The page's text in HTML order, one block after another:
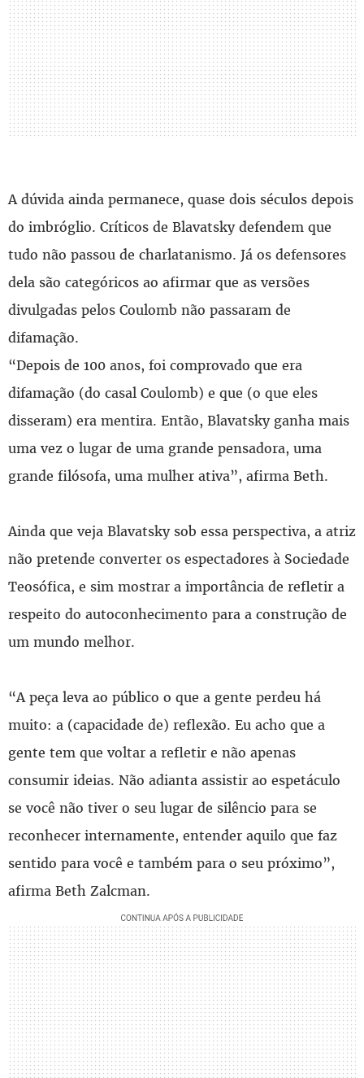
A dúvida ainda permanece, quase dois séculos depois
do imbróglio. Críticos de Blavatsky defendem que
tudo não passou de charlatanismo. Já os defensores
dela são categóricos ao afirmar que as versões
divulgadas pelos Coulomb não passaram de
difamação.
“Depois de 100 anos, foi comprovado que era
difamação (do casal Coulomb) e que (o que eles
disseram) era mentira. Então, Blavatsky ganha mais
uma vez o lugar de uma grande pensadora, uma
grande filósofa, uma mulher ativa”, afirma Beth.
Ainda que veja Blavatsky sob essa perspectiva, a atriz
não pretende converter os espectadores à Sociedade
Teosófica, e sim mostrar a importância de refletir a
respeito do autoconhecimento para a construção de
um mundo melhor.
“A peça leva ao público o que a gente perdeu há
muito: a (capacidade de) reflexão. Eu acho que a
gente tem que voltar a refletir e não apenas
consumir ideias. Não adianta assistir ao espetáculo
se você não tiver o seu lugar de silêncio para se
reconhecer internamente, entender aquilo que faz
sentido para você e também para o seu próximo”,
afirma Beth Zalcman.